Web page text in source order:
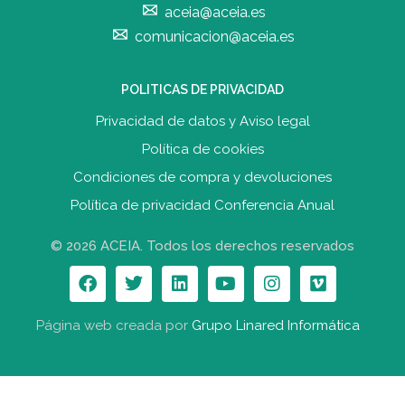
aceia@aceia.es
comunicacion@aceia.es
POLITICAS DE PRIVACIDAD
Privacidad de datos y Aviso legal
Política de cookies
Condiciones de compra y devoluciones
Política de privacidad Conferencia Anual
© 2026 ACEIA. Todos los derechos reservados
Página web creada por Grupo Linared Informática